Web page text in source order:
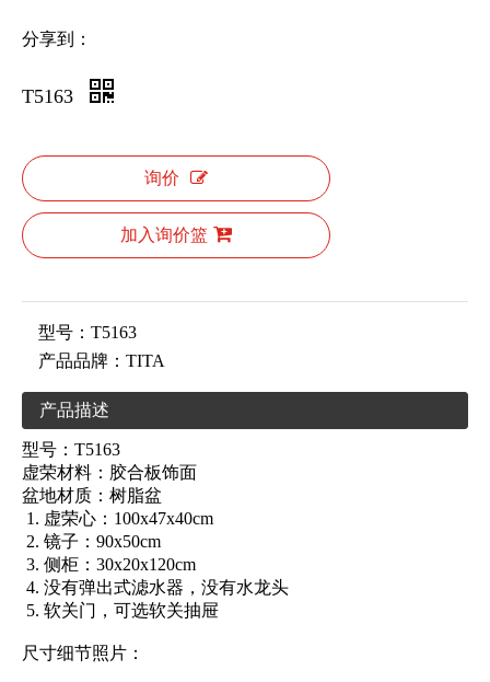
分享到：
T5163
询价
加入询价篮
型号： T5163
产品品牌： TITA
产品描述
型号：T5163
虚荣材料：胶合板饰面
盆地材质：树脂盆
虚荣心：100x47x40cm
镜子：90x50cm
侧柜：30x20x120cm
没有弹出式滤水器，没有水龙头
软关门，可选软关抽屉
尺寸细节照片：